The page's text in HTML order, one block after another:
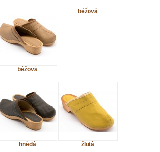
béžová
béžová
hnědá žlutá